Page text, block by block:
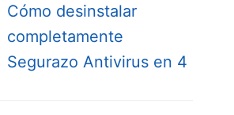
Cómo desinstalar
completamente
Segurazo Antivirus en 4